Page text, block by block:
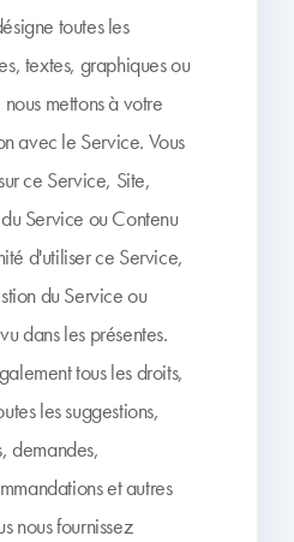
toutes les
textes, graphiques ou
mettons à votre
avec le Service. Vous
ce Service, Site,
Service ou Contenu
d'utiliser ce Service,
du Service ou
dans les présentes.
tous les droits,
les suggestions,
demandes,
et autres
nous fournissez